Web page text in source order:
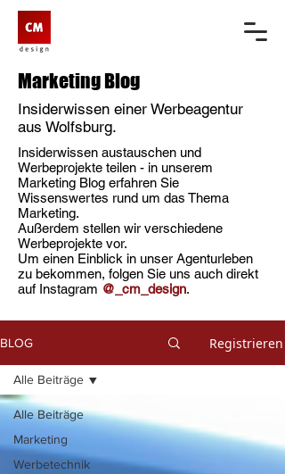
Marketing Blog
Insiderwissen einer Werbeagentur
aus Wolfsburg.
Insiderwissen austauschen und
Werbeprojekte teilen - in unserem
Marketing Blog erfahren Sie
Wissenswertes rund um das Thema
Marketing.
Außerdem stellen wir verschiedene
Werbeprojekte vor.
Um einen Einblick in unser Agenturleben
zu bekommen, folgen Sie uns auch direkt
auf Instagram @_cm_design.
BLOG Registrieren
Alle Beiträge
Marketing
Werbetechnik
Alle Beiträge